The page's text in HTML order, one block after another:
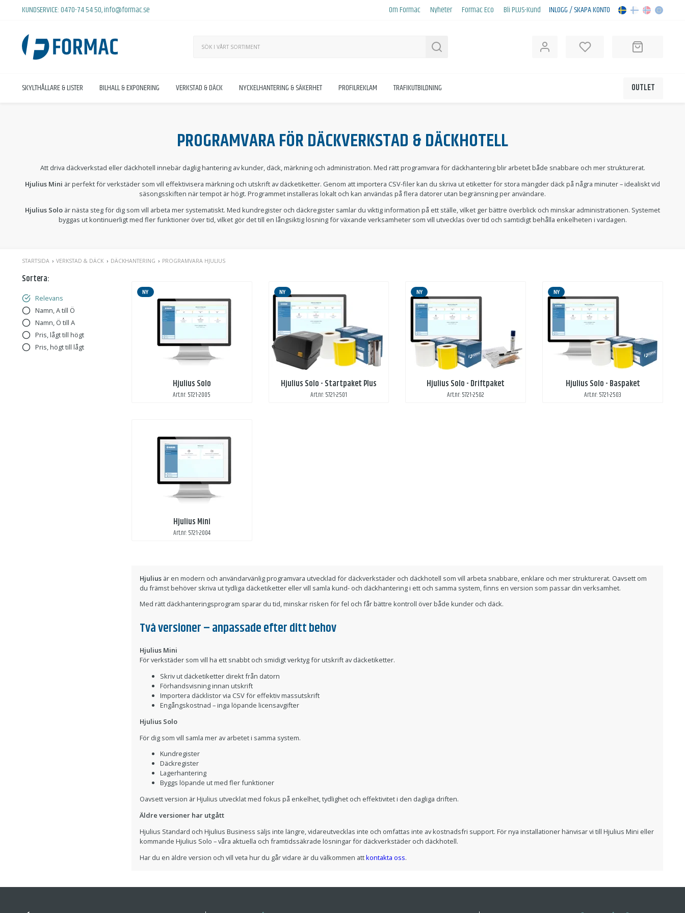
KUNDSERVICE:0470-74 54 50,info@formac.se Om Formac Nyheter Formac Eco Bli PLUS-Kund INLOGG / SKAPA KONTO
SKYLTHÅLLARE & LISTER BILHALL & EXPONERING VERKSTAD & DÄCK NYCKELHANTERING & SÄKERHET PROFILREKLAM TRAFIKUTBILDNING OUTLET
PROGRAMVARA FÖR DÄCKVERKSTAD & DÄCKHOTELL
Att driva däckverkstad eller däckhotell innebär daglig hantering av kunder, däck, märkning och administration. Med rätt programvara för däckhantering blir arbetet både snabbare och mer strukturerat.
Hjulius Mini är perfekt för verkstäder som vill effektivisera märkning och utskrift av däcketiketter. Genom att importera CSV-filer kan du skriva ut etiketter för stora mängder däck på några minuter – idealiskt vid
säsongsskiften när tempot är högt. Programmet installeras lokalt och kan användas på flera datorer utan begränsning per användare.
Hjulius Solo är nästa steg för dig som vill arbeta mer systematiskt. Med kundregister och däckregister samlar du viktig information på ett ställe, vilket ger bättre överblick och minskar administrationen. Systemet
byggas ut kontinuerligt med fler funktioner över tid, vilket gör det till en långsiktig lösning för växande verksamheter som vill utvecklas över tid och samtidigt behålla enkelheten i vardagen.
STARTSIDA VERKSTAD & DÄCK DÄCKHANTERING PROGRAMVARA HJULIUS
Sortera:
Relevans
Namn, A till Ö
Namn, Ö till A
Pris, lågt till högt
Pris, högt till lågt
NY
Hjulius Solo
Art.nr: 5721-2005
NY
Hjulius Solo - Startpaket Plus
Art.nr: 5721-2501
NY
Hjulius Solo - Driftpaket
Art.nr: 5721-2502
NY
Hjulius Solo - Baspaket
Art.nr: 5721-2503
Hjulius Mini
Art.nr: 5721-2004
Hjulius är en modern och användarvänlig programvara utvecklad för däckverkstäder och däckhotell som vill arbeta snabbare, enklare och mer strukturerat. Oavsett om
du främst behöver skriva ut tydliga däcketiketter eller vill samla kund- och däckhantering i ett och samma system, finns en version som passar din verksamhet.
Med rätt däckhanteringsprogram sparar du tid, minskar risken för fel och får bättre kontroll över både kunder och däck.
Två versioner – anpassade efter ditt behov
Hjulius Mini
För verkstäder som vill ha ett snabbt och smidigt verktyg för utskrift av däcketiketter.
Skriv ut däcketiketter direkt från datorn
Förhandsvisning innan utskrift
Importera däcklistor via CSV för effektiv massutskrift
Engångskostnad – inga löpande licensavgifter
Hjulius Solo
För dig som vill samla mer av arbetet i samma system.
Kundregister
Däckregister
Lagerhantering
Byggs löpande ut med fler funktioner
Oavsett version är Hjulius utvecklat med fokus på enkelhet, tydlighet och effektivitet i den dagliga driften.
Äldre versioner har utgått
Hjulius Standard och Hjulius Business säljs inte längre, vidareutvecklas inte och omfattas inte av kostnadsfri support. För nya installationer hänvisar vi till Hjulius Mini eller
kommande Hjulius Solo – våra aktuella och framtidssäkrade lösningar för däckverkstäder och däckhotell.
Har du en äldre version och vill veta hur du går vidare är du välkommen attkontakta oss.